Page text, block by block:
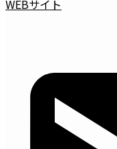
WEBサイト